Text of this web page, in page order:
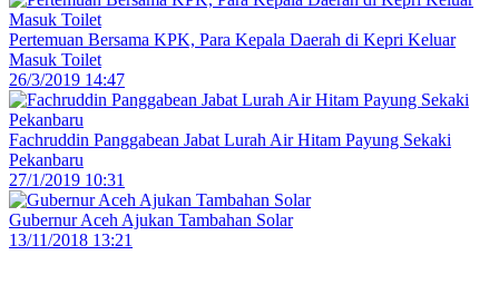
Pertemuan Bersama KPK, Para Kepala Daerah di Kepri Keluar
Masuk Toilet
26/3/2019 14:47
Fachruddin Panggabean Jabat Lurah Air Hitam Payung Sekaki
Pekanbaru
27/1/2019 10:31
Gubernur Aceh Ajukan Tambahan Solar
13/11/2018 13:21